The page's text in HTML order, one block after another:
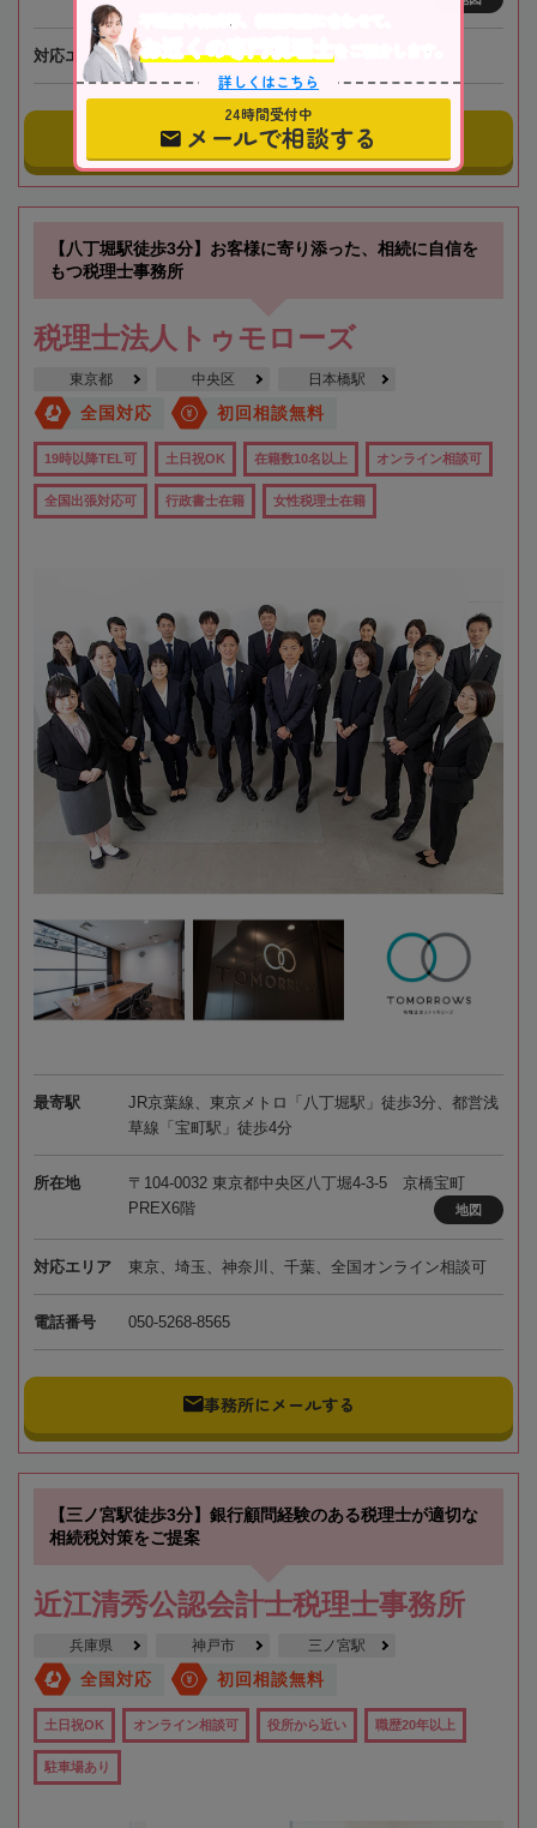
対応エリア 北海道
事務所にメールする
【八丁堀駅徒歩3分】お客様に寄り添った、相続に自信を
もつ税理士事務所
税理士法人トゥモローズ
東京都 中央区 日本橋駅
全国対応 初回相談無料
19時以降TEL可 土日祝OK 在籍数10名以上 オンライン相談可
全国出張対応可 行政書士在籍 女性税理士在籍
最寄駅
JR京葉線、東京メトロ「八丁堀駅」徒歩3分、都営浅
草線「宝町駅」徒歩4分
所在地
〒104-0032 東京都中央区八丁堀4-3-5 京橋宝町
PREX6階
地図
対応エリア 東京、埼玉、神奈川、千葉、全国オンライン相談可
電話番号 050-5268-8565
事務所にメールする
【三ノ宮駅徒歩3分】銀行顧問経験のある税理士が適切な
相続税対策をご提案
近江清秀公認会計士税理士事務所
兵庫県 神戸市 三ノ宮駅
全国対応 初回相談無料
土日祝OK オンライン相談可 役所から近い 職歴20年以上
駐車場あり
不動産や株式等、相続資産に合わせて、
お近くの専門税理士
をご紹介します。
詳しくはこちら
24時間受付中
メールで相談する